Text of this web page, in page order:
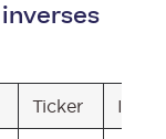
Ticker